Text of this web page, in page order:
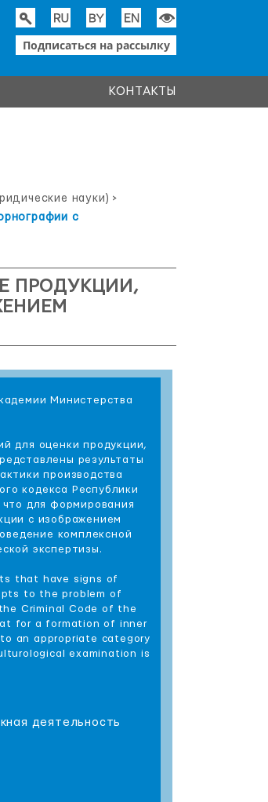
Подписаться на рассылку
КОНТАКТЫ
науки) >
с
ПРОДУКЦИИ,
Министерства
для оценки продукции,
результаты
производства
кодекса Республики
для формирования
с изображением
комплексной
экспертизы.
that have signs of
to the problem of
Criminal Code of the
for a formation of inner
an appropriate category
examination is
деятельность